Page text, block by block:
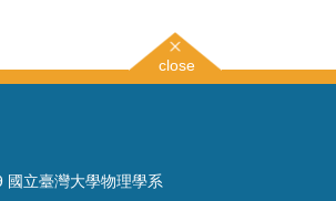
close
立臺灣大學物理學系